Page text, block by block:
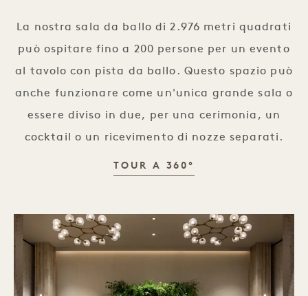
La nostra sala da ballo di 2.976 metri quadrati
può ospitare fino a 200 persone per un evento
al tavolo con pista da ballo. Questo spazio può
anche funzionare come un'unica grande sala o
essere diviso in due, per una cerimonia, un
cocktail o un ricevimento di nozze separati.
TOUR A 360°